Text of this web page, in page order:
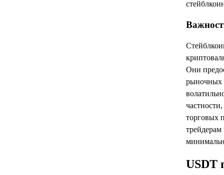
Они
рыночных
торговых
USDT